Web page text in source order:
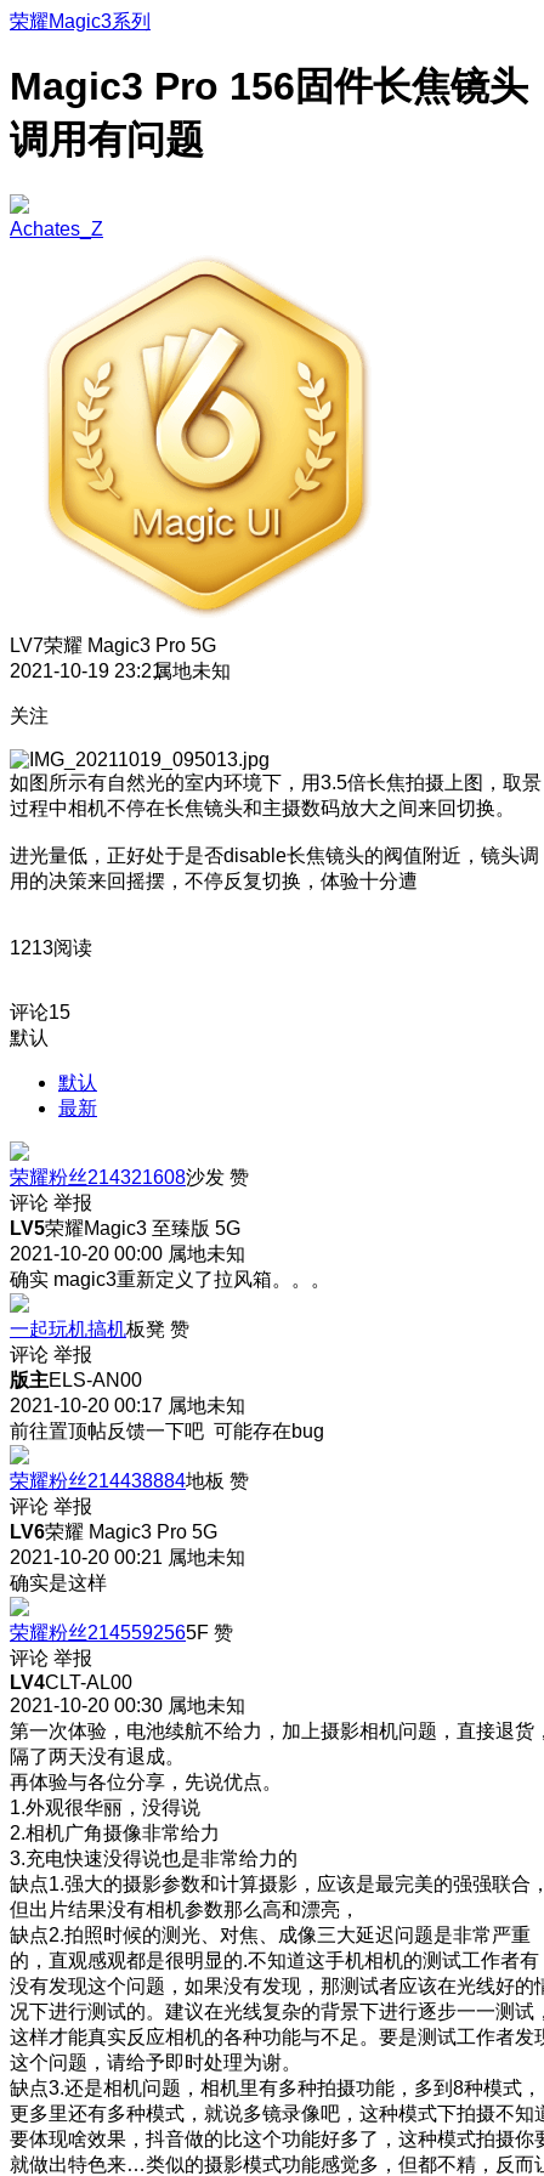
荣耀Magic3系列
Magic3 Pro 156固件长焦镜头
调用有问题
Achates_Z
LV7荣耀 Magic3 Pro 5G
2021-10-19 23:21属地未知
关注
如图所示有自然光的室内环境下，用3.5倍长焦拍摄上图，取景
过程中相机不停在长焦镜头和主摄数码放大之间来回切换。
进光量低，正好处于是否disable长焦镜头的阀值附近，镜头调
用的决策来回摇摆，不停反复切换，体验十分遭
1213阅读
评论15
默认
默认
最新
荣耀粉丝214321608沙发 赞
评论 举报
LV5荣耀Magic3 至臻版 5G
2021-10-20 00:00 属地未知
确实 magic3重新定义了拉风箱。。。
一起玩机搞机板凳 赞
评论 举报
版主ELS-AN00
2021-10-20 00:17 属地未知
前往置顶帖反馈一下吧 可能存在bug
荣耀粉丝214438884地板 赞
评论 举报
LV6荣耀 Magic3 Pro 5G
2021-10-20 00:21 属地未知
确实是这样
荣耀粉丝2145592565F 赞
评论 举报
LV4CLT-AL00
2021-10-20 00:30 属地未知
第一次体验，电池续航不给力，加上摄影相机问题，直接退货
隔了两天没有退成。
再体验与各位分享，先说优点。
1.外观很华丽，没得说
2.相机广角摄像非常给力
3.充电快速没得说也是非常给力的
缺点1.强大的摄影参数和计算摄影，应该是最完美的强强联合
但出片结果没有相机参数那么高和漂亮，
缺点2.拍照时候的测光、对焦、成像三大延迟问题是非常严重
的，直观感观都是很明显的.不知道这手机相机的测试工作者有
没有发现这个问题，如果没有发现，那测试者应该在光线好的
况下进行测试的。建议在光线复杂的背景下进行逐步一一测试
这样才能真实反应相机的各种功能与不足。要是测试工作者发
这个问题，请给予即时处理为谢。
缺点3.还是相机问题，相机里有多种拍摄功能，多到8种模式，
更多里还有多种模式，就说多镜录像吧，这种模式下拍摄不知
要体现啥效果，抖音做的比这个功能好多了，这种模式拍摄你
就做出特色来…类似的摄影模式功能感觉多，但都不精，反而